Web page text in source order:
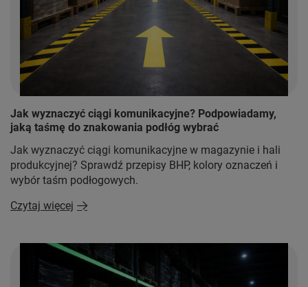
Jak wyznaczyć ciągi komunikacyjne? Podpowiadamy,
jaką taśmę do znakowania podłóg wybrać
Jak wyznaczyć ciągi komunikacyjne w magazynie i hali
produkcyjnej? Sprawdź przepisy BHP, kolory oznaczeń i
wybór taśm podłogowych.
Czytaj więcej